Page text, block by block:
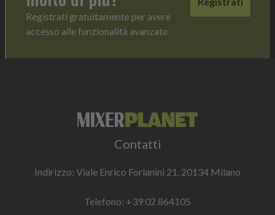
Registrati gratuitamente per avere
accesso alle funzionalità avanzate
Contatti
Indirizzo: Viale Enrico Forlanini 21, 20134 Milano
Telefono: +39 02 864105